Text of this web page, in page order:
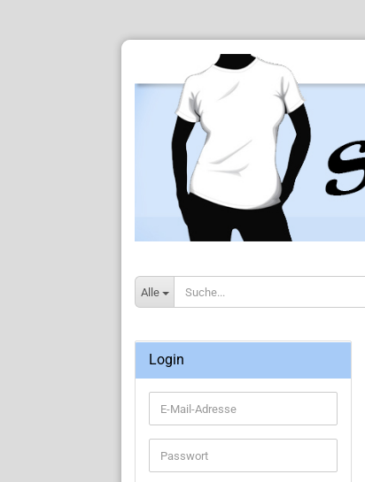
Alle
Login
E-
Mail-
Adresse
Passwort